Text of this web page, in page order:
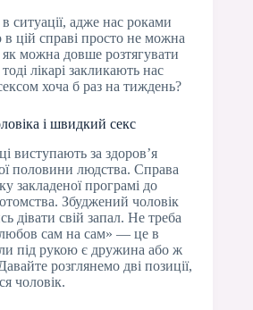
ситуації, адже нас роками
цій справі просто не можна
можна довше розтягувати
лікарі закликають нас
хоча б раз на тиждень?
і швидкий секс
виступають за здоров’я
половини людства. Справа
закладеної програмі до
Збуджений чоловік
дівати свій запал. Не треба
сам на сам» — це в
під рукою є дружина або ж
розглянемо дві позиції,
чоловік.